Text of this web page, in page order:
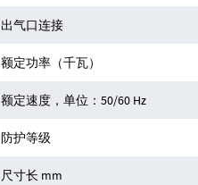
出气口连接
额定功率（千瓦）
额定速度，单位：50/60 Hz
防护等级
尺寸长 mm